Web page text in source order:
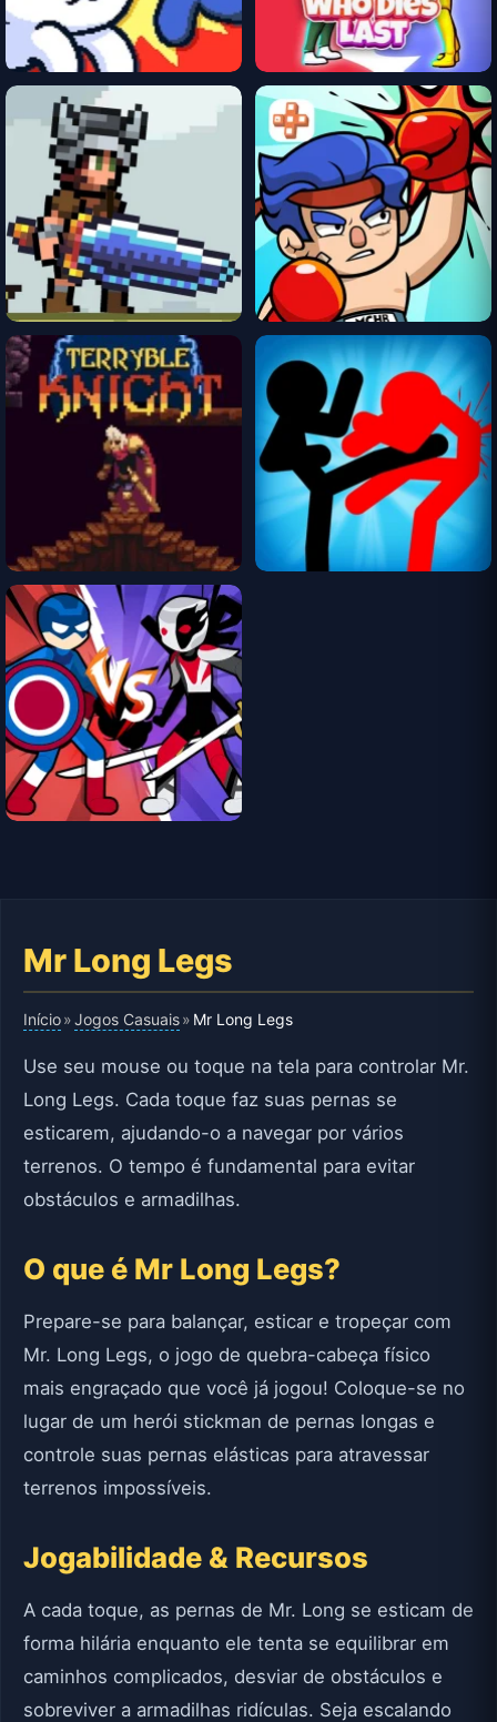
Mr Long Legs
Início»Jogos Casuais» Mr Long Legs
Use seu mouse ou toque na tela para controlar Mr.
Long Legs. Cada toque faz suas pernas se
esticarem, ajudando-o a navegar por vários
terrenos. O tempo é fundamental para evitar
obstáculos e armadilhas.
O que é Mr Long Legs?
Prepare-se para balançar, esticar e tropeçar com
Mr. Long Legs, o jogo de quebra-cabeça físico
mais engraçado que você já jogou! Coloque-se no
lugar de um herói stickman de pernas longas e
controle suas pernas elásticas para atravessar
terrenos impossíveis.
Jogabilidade & Recursos
A cada toque, as pernas de Mr. Long se esticam de
forma hilária enquanto ele tenta se equilibrar em
caminhos complicados, desviar de obstáculos e
sobreviver a armadilhas ridículas. Seja escalando